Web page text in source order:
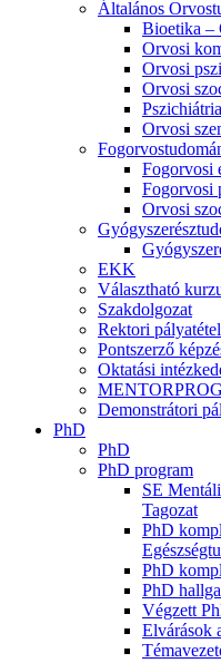
Általános
Bioetika –
Orvosi
Orvosi
Orvosi
Orvosi
Fogorvosi
Fogorvosi
Orvosi
EKK
Választható
Szakdolgozat
Rektori
Pontszerző
Oktatási
Demonstrátori
PhD
PhD
PhD program
SE
Tagozat
PhD
PhD
PhD
Végzett
Elvárások